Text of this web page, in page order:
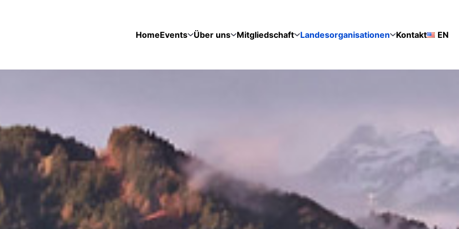
HomeEvents Über uns Mitgliedschaft Landesorganisationen Kontakt EN